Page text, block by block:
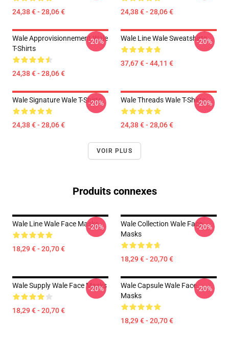
24,38 € - 28,06 € 24,38 € - 28,06 €
Wale Approvisionnement Wale
T-Shirts
24,38 € - 28,06 €
-20% Wale Line Wale Sweatshirts
37,67 € - 44,11 €
-20%
Wale Signature Wale T-Shirts
24,38 € - 28,06 €
-20% Wale Threads Wale T-Shirts
24,38 € - 28,06 €
-20%
VOIR PLUS
Produits connexes
Wale Line Wale Face Masks
18,29 € - 20,70 €
-20%
Wale Collection Wale Face
Masks
18,29 € - 20,70 €
-20%
Wale Supply Wale Face Masks
18,29 € - 20,70 €
-20%
Wale Capsule Wale Face
Masks
18,29 € - 20,70 €
-20%